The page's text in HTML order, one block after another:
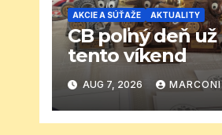
AKCIE A SÚŤAŽE AKTUALITY
CB poľný deň už
tento víkend
AUG 7, 2026 MARCONI